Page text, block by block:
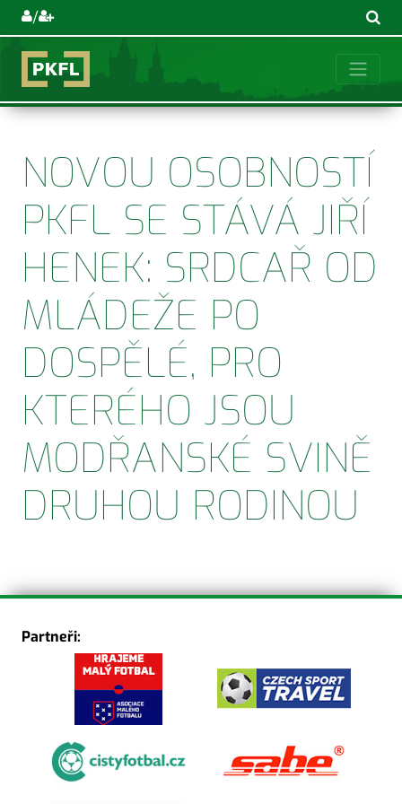
/
NOVOU OSOBNOSTÍ
PKFL SE STÁVÁ JIŘÍ
HENEK: SRDCAŘ OD
MLÁDEŽE PO
DOSPĚLÉ, PRO
KTERÉHO JSOU
MODŘANSKÉ SVINĚ
DRUHOU RODINOU
Partneři: